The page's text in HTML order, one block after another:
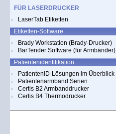
FÜR LASERDRUCKER
LaserTab Etiketten
Etiketten-Software
Brady Workstation (Brady-Drucker)
BarTender Software (für Armbänder)
Patientenidentifikation
PatientenID-Lösungen im Überblick
Patientenarmband Serien
Certis B2 Armbanddrucker
Certis B4 Thermodrucker